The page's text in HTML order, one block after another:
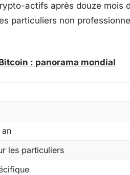
actifs après douze mois
particuliers non
: panorama mondial
an
les particuliers